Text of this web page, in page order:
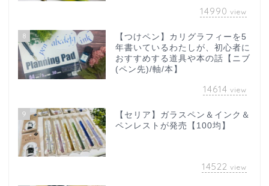
14990 view
8
【つけペン】カリグラフィーを5
年書いているわたしが、初心者に
おすすめする道具や本の話【ニブ
(ペン先)/軸/本】
14614 view
9
【セリア】ガラスペン＆インク＆
ペンレストが発売【100均】
14522 view